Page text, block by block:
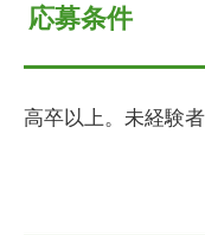
応募条件
高卒以上。未経験